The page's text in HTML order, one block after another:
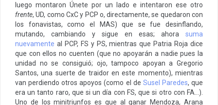
luego montaron Únete por un lado e intentaron ese otro
frente, UD, como CxC y PCP o, directamente, se quedaron con
los fonavistas, como el MAS) que se fue desinflando,
mutando, cambiando y sigue en esas; ahora suma
nuevamente al PCP, FS y PS, mientras que Patria Roja dice
que con ellos no cuenten (que no apoyarán a nadie pues la
unidad no se consiguió; ojo, tampoco apoyan a Gregorio
Santos, una suerte de traidor en este momento), mientras
van perdiendo otros apoyos (como el de Susel Paredes, que
era un tanto raro, que si un día con FS, que si otro con FA…).
Uno de los minitriunfos es que al ganar Mendoza, Arana